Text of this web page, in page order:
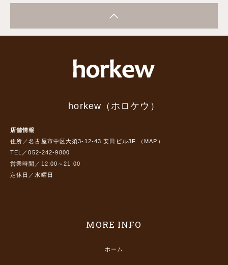
horkew（ホロケウ）
店舗情報
住所／名古屋市中区大須3-12-43 安田ビル3F （ MAP ）
TEL／052-242-9800
営業時間／12:00～21:00
定休日／水曜日
MORE INFO
ホーム